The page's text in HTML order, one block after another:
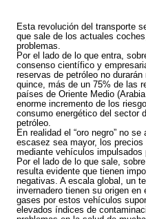
Esta revolución del transporte
que sale de los actuales
problemas.
Por el lado de lo que entra,
consenso científico y
reservas de petróleo no
quince, más de un 75% de las
países de Oriente Medio
enorme incremento de los
consumo energético del sector
petróleo.
En realidad el “oro negro” no
escasez sea mayor, los
mediante vehículos impulsados
Por el lado de lo que sale,
resulta evidente que tienen
negativas. A escala global, un
invernadero tienen su origen
gases por estos vehículos
elevados índices de